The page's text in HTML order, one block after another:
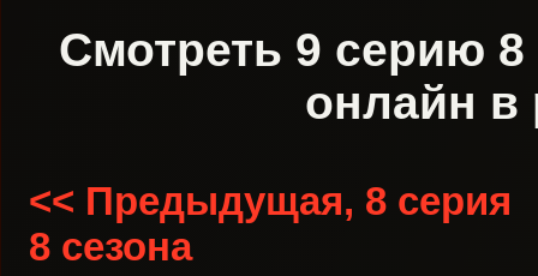
Смотреть 9 серию
онлайн в
<< Предыдущая, 8 серия
8 сезона